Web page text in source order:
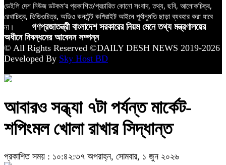
ডেইলি দেশ নিউজ ডটকম’র প্রকাশিত/প্রচারিত কোনো সংবাদ, তথ্য, ছবি, আলোকচিত্র,
রেখাচিত্র, ভিডিওচিত্র, অডিও কনটেন্ট কপিরাইট আইনে পূর্বানুমতি ছাড়া ব্যবহার করা যাবে
না।
গণপ্রজাতন্ত্রী বাংলাদেশ সরকারের নিয়ম মেনে তথ্য মন্ত্রণালয়ের
অধীনে নিবন্ধনের আবেদন সম্পন্ন
© All Rights Reserved ©DAILY DESH NEWS 2019-2026
Developed By Sky Host BD
আবারও সন্ধ্যা ৭টা পর্যন্ত মার্কেট-
শপিংমল খোলা রাখার সিদ্ধান্ত
প্রকাশিত সময় : ১০:৪২:৩৭ অপরাহ্ন, সোমবার, ১ জুন ২০২৬